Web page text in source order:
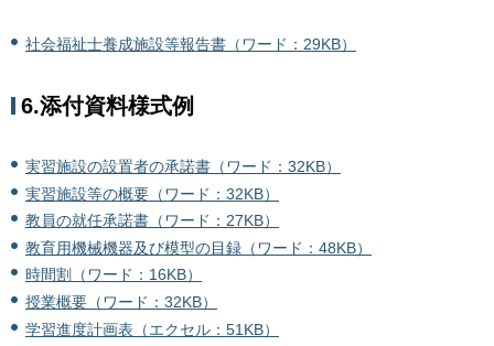
社会福祉士養成施設等報告書（ワード：29KB）
6.添付資料様式例
実習施設の設置者の承諾書（ワード：32KB）
実習施設等の概要（ワード：32KB）
教員の就任承諾書（ワード：27KB）
教育用機械機器及び模型の目録（ワード：48KB）
時間割（ワード：16KB）
授業概要（ワード：32KB）
学習進度計画表（エクセル：51KB）